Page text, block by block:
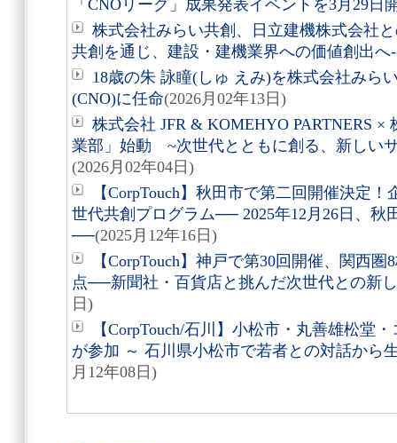
「CNOリーグ」成果発表イベントを3月29日
株式会社みらい共創、日立建機株式会社
共創を通じ、建設・建機業界への価値創出へ-
18歳の朱 詠瞳(しゅ えみ)を株式会社みら
(CNO)に任命(2026月02年13日)
株式会社 JFR & KOMEHYO PARTNERS
業部」始動 ~次世代とともに創る、新しい
(2026月02年04日)
【CorpTouch】秋田市で第二回開催決定
世代共創プログラム── 2025年12月26日、秋
──(2025月12年16日)
【CorpTouch】神戸で第30回開催、関西
点──新聞社・百貨店と挑んだ次世代との新
日)
【CorpTouch/石川】小松市・丸善雄松堂
が参加 ～ 石川県小松市で若者との対話から
月12年08日)